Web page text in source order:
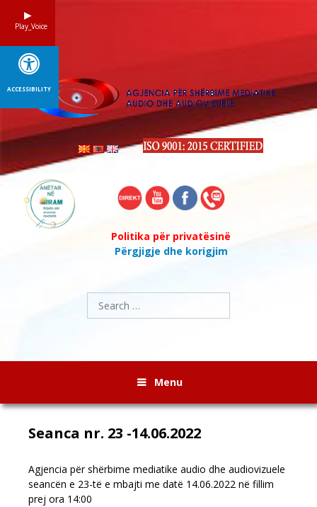
Politika për privatësinë
Përgjigje dhe korigjim
Search
for:
Menu
Seanca nr. 23 -14.06.2022
Agjencia për shërbime mediatike audio dhe audiovizuele
seancën e 23-të e mbajti me datë 14.06.2022 në fillim
prej ora 14:00
Play_Voice
ACCESSIBILITY